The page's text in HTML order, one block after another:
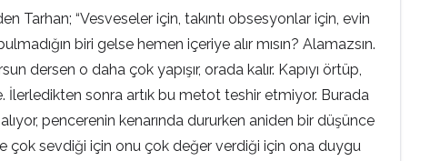
“Vesveseler için, takıntı obsesyonlar için, evin
biri gelse hemen içeriye alır mısın? Alamazsın.
dersen o daha çok yapışır, orada kalır. Kapıyı örtüp,
İlerledikten sonra artık bu metot teshir etmiyor. Burada
pencerenin kenarında dururken aniden bir düşünce
çok sevdiği için onu çok değer verdiği için ona duygu